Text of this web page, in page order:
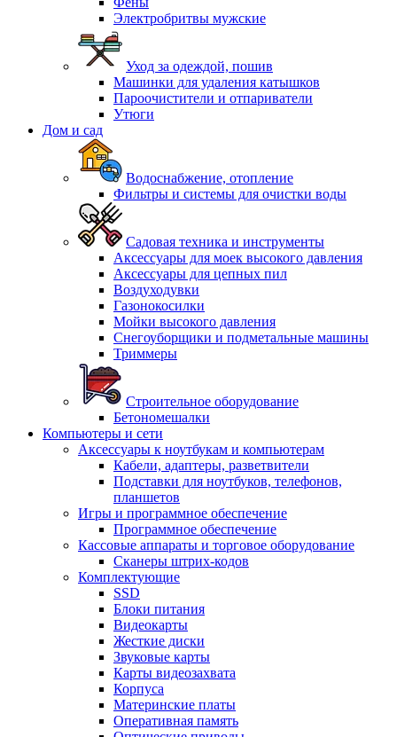
Электробритвы мужские
Уход за одеждой, пошив
Машинки для удаления катышков
Пароочистители и отпариватели
Утюги
Дом и сад
Водоснабжение, отопление
Фильтры и системы для очистки воды
Садовая техника и инструменты
Аксессуары для моек высокого давления
Аксессуары для цепных пил
Воздуходувки
Газонокосилки
Мойки высокого давления
Снегоуборщики и подметальные машины
Триммеры
Строительное оборудование
Бетономешалки
Компьютеры и сети
Аксессуары к ноутбукам и компьютерам
Кабели, адаптеры, разветвители
Подставки для ноутбуков, телефонов,
планшетов
Игры и программное обеспечение
Программное обеспечение
Кассовые аппараты и торговое оборудование
Сканеры штрих-кодов
Комплектующие
SSD
Блоки питания
Видеокарты
Жесткие диски
Звуковые карты
Карты видеозахвата
Корпуса
Материнские платы
Оперативная память